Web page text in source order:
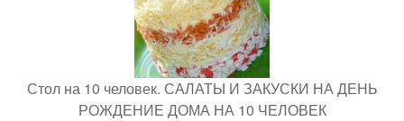
Стол на 10 человек. САЛАТЫ И ЗАКУСКИ НА ДЕНЬ
РОЖДЕНИЕ ДОМА НА 10 ЧЕЛОВЕК